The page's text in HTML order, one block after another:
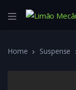
Home Suspense